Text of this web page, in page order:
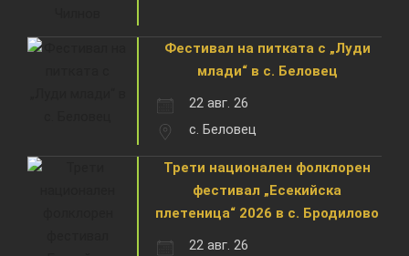
Фестивал на питката с „Луди
млади“ в с. Беловец
22 авг. 26
с. Беловец
Трети национален фолклорен
фестивал „Есекийска
плетеница“ 2026 в с. Бродилово
22 авг. 26